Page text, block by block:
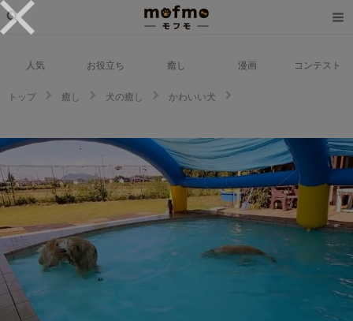
人気 お役立ち 癒し 漫画 コンテスト
トップ 癒し 犬の癒し
かわいい犬